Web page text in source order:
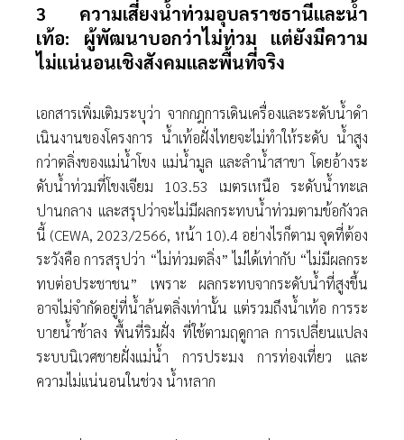
3 ความเสี่ยงนํ้าท่วมอุบลราชธานีและนํ้า
เท้อ: ผู้พัฒนาบอกว่าไม่ท่วม แต่ยังมีความ
ไม่แน่นอนเชิงสังคมและพื้นที่จริง
เอกสารเพิ่มเติมระบุว่า จากกฎการเดินเครื่องและระดับนํ้าดํา
เนินงานของโครงการ นํ้าเท้อฝั่งไทยจะไม่ทําให้ระดับ นํ้าสูง
กว่าตลิ่งของแม่นํ้าโขง แม่นํ้ามูล และลํานํ้าสาขา โดยอ้างระ
ดับนํ้าท่วมที่โขงเจียม 103.53 เมตรเหนือ ระดับนํ้าทะเล
ปานกลาง และสรุปว่าจะไม่มีผลกระทบนํ้าท่วมตามข้อกังวล
นี้ (CEWA, 2023/2566, หน้า 10).4 อย่างไรก็ตาม จุดที่ต้อง
ระวังคือ การสรุปว่า “ไม่ท่วมตลิ่ง” ไม่ได้เท่ากับ “ไม่มีผลกระ
ทบต่อประชาชน” เพราะ ผลกระทบจากระดับนํ้าที่สูงขึ้น
อาจไม่จํากัดอยู่ที่นํ้าล้นตลิ่งเท่านั้น แต่รวมถึงนํ้าเท้อ การระ
บายนํ้าช้าลง พื้นที่ริมฝั่ง ที่ใช้ตามฤดูกาล การเปลี่ยนแปลง
ระบบนิเวศชายฝั่งแม่นํ้า การประมง การท่องเที่ยว และ
ความไม่แน่นอนในช่วง นํ้าหลาก